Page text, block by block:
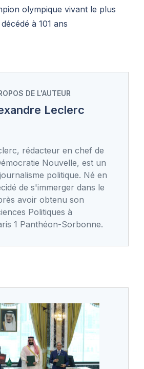
olympique vivant le plus
à 101 ans
DE L'AUTEUR
Leclerc
rédacteur en chef de
Nouvelle, est un
politique. Né en
de s'immerger dans le
avoir obtenu son
Politiques à
1 Panthéon-Sorbonne.